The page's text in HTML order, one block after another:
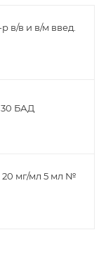
в/в и в/м введ.
БАД
20 мг/мл 5 мл №